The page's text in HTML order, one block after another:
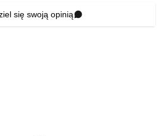
się swoją opinią